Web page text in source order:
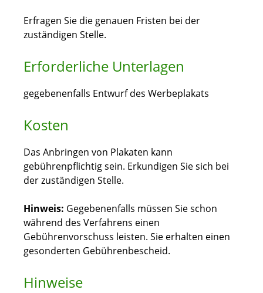
Erfragen Sie die genauen Fristen bei der
zuständigen Stelle.
Erforderliche Unterlagen
gegebenenfalls Entwurf des Werbeplakats
Kosten
Das Anbringen von Plakaten kann
gebührenpflichtig sein. Erkundigen Sie sich bei
der zuständigen Stelle.
Hinweis: Gegebenenfalls müssen Sie schon
während des Verfahrens einen
Gebührenvorschuss leisten. Sie erhalten einen
gesonderten Gebührenbescheid.
Hinweise